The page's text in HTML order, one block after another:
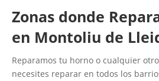
Zonas donde
en Montoliu de
Reparamos tu horno o cualquier
necesites reparar en todos los